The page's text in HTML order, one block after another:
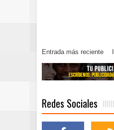
Entrada más reciente
Redes Sociales